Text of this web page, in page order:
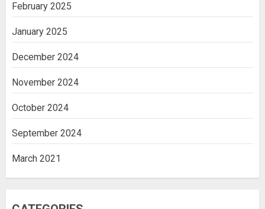
February 2025
January 2025
December 2024
November 2024
October 2024
September 2024
March 2021